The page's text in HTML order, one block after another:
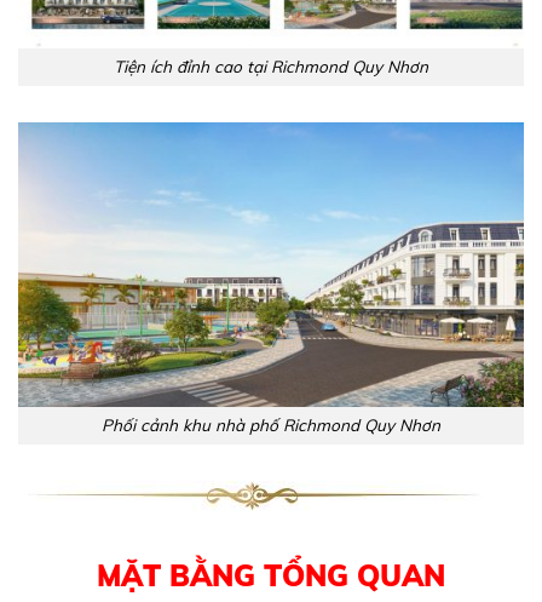
Tiện ích đỉnh cao tại Richmond Quy Nhơn
Phối cảnh khu nhà phố Richmond Quy Nhơn
MẶT BẰNG TỔNG QUAN